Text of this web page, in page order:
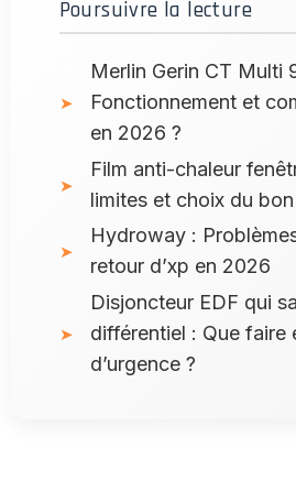
Poursuivre la lecture
Merlin Gerin CT Multi
Fonctionnement et
en 2026 ?
Film anti-chaleur
limites et choix du
Hydroway :
retour d’xp en 2026
Disjoncteur EDF qui
différentiel : Que faire
d’urgence ?